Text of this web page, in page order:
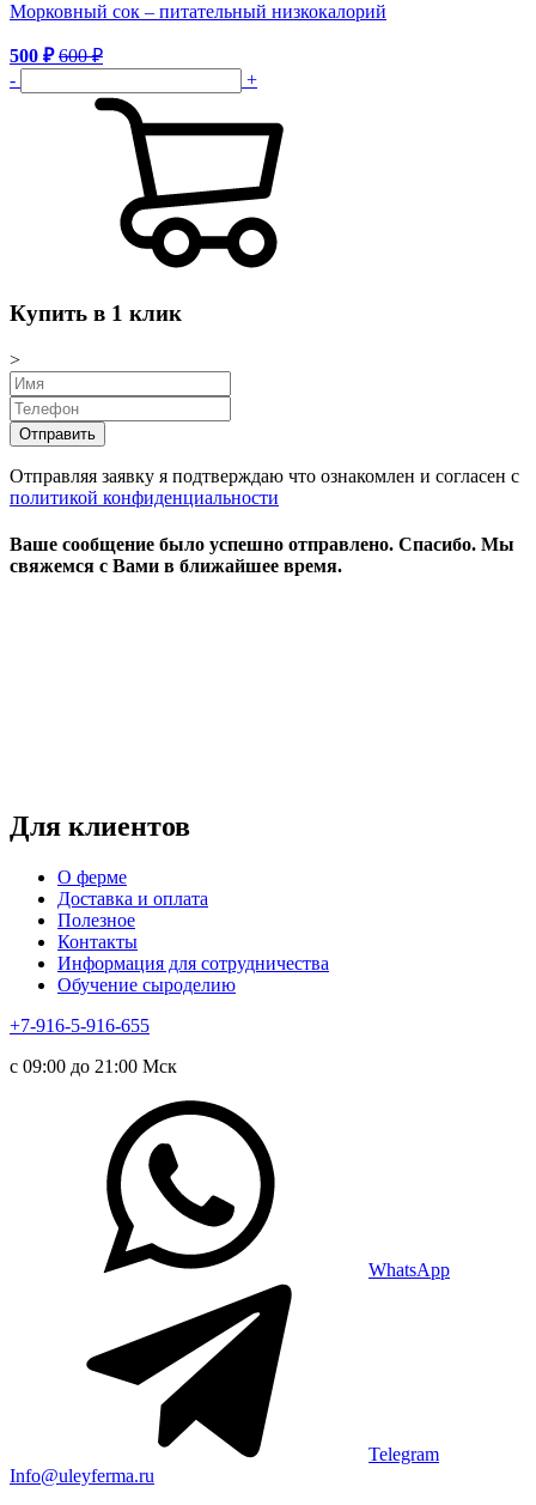
Морковный сок – питательный низкокалорий
500 ₽ 600₽
-
+
Купить в 1 клик
>
Отправляя заявку я подтверждаю что ознакомлен и согласен с
политикой конфиденциальности
Ваше сообщение было успешно отправлено. Спасибо. Mы
свяжемся с Вами в ближайшее время.
Для клиентов
О ферме
Доставка и оплата
Полезное
Контакты
Информация для сотрудничества
Обучение сыроделию
+7-916-5-916-655
с 09:00 до 21:00 Мск
WhatsApp
Telegram
Info@uleyferma.ru